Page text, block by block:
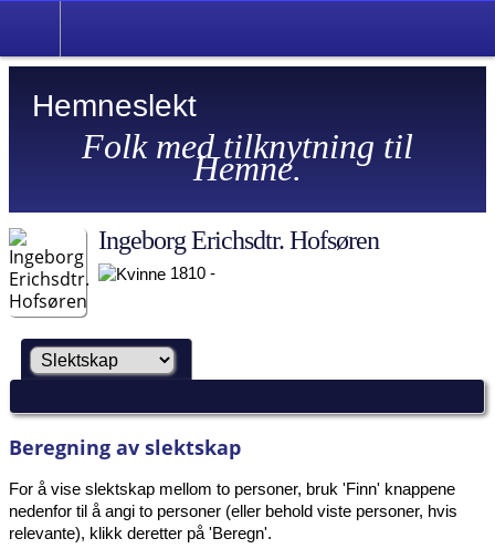
Hemneslekt
Folk med tilknytning til
Hemne.
Ingeborg Erichsdtr. Hofsøren
1810 -
Beregning av slektskap
For å vise slektskap mellom to personer, bruk 'Finn' knappene
nedenfor til å angi to personer (eller behold viste personer, hvis
relevante), klikk deretter på 'Beregn'.